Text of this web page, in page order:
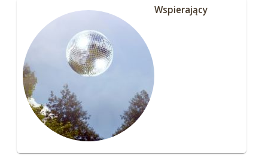
Wspierający